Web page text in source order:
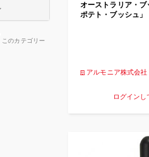
このカテゴリー
オーストラリア・
ポテト・ブッシュ」
アルモニア株式会社
ログイン